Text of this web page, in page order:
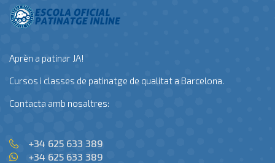
Aprèn a patinar JA!
Cursos i classes de patinatge de qualitat a Barcelona.
Contacta amb nosaltres:
+34 625 633 389
+34 625 633 389